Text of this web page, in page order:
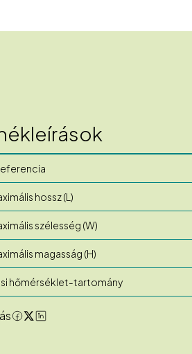
hossz (L)
szélesség (W)
magasság (H)
hőmérséklet-tartomány